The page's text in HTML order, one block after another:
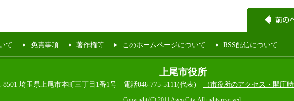
て 免責事項 著作権等 このホームページについて RSS配信について
上尾市役所
8501 埼玉県上尾市本町三丁目1番1号 電話048-775-5111(代表) （市役所のアクセス・開庁時
Copyright (C) 2011 Ageo City, All rights reserved.